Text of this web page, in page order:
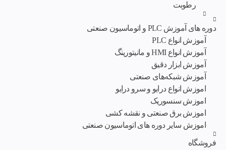
رطوبت
دوره های آموزش PLC و اتوماسیون صنعتی
آموزش انواع PLC
آموزش انواع HMI و مانیتورینگ
آموزش ابزار دقیق
آموزش شبکه‌های صنعتی
اموزش انواع درایو و سرو درایو
اموزش سنسوریک
اموزش برق صنعتی و نقشه کشی
اموزش سایر دوره های اتوماسیون صنعتی
فروشگاه